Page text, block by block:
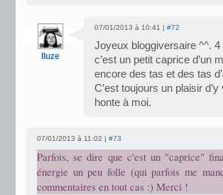
Iluze
07/01/2013 à 10:41 | #72
Joyeux bloggiversaire ^^.
c’est un petit caprice d’un
encore des tas et des tas
C’est toujours un plaisir
honte à moi.
07/01/2013 à 11:02 | #73
Parfois, se dire que c'est un "caprice"
énergie un peu folle (qui parfois me
commentaires en tout cas :) Merci !